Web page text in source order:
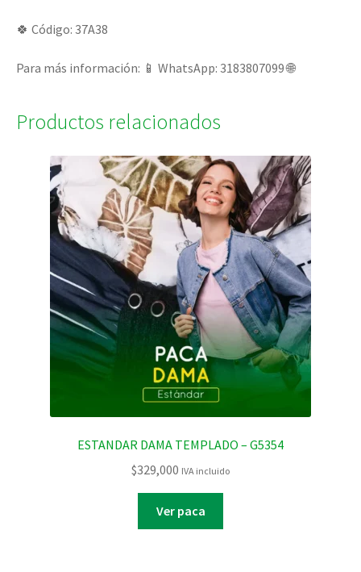
🍀 Código: 37A38
Para más información: 📱 WhatsApp: 3183807099 🌐
Productos relacionados
ESTANDAR DAMA TEMPLADO – G5354
$329,000 IVA incluido
Ver paca